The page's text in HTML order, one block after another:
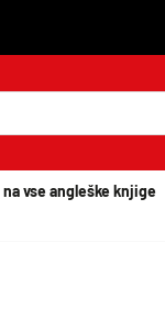
vse angleške knjige